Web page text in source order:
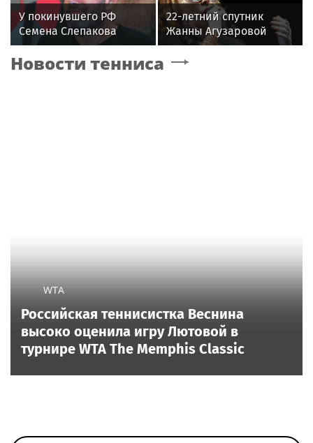
У покинувшего РФ
Семена Слепакова
нашли еще две
квартиры в Москве
22-летний спутник
Жанны Агузаровой
опроверг роман с
певицей
Новости тенниса
WTA
Российская теннисистка Веснина
высоко оценила игру Лютовой в
турнире WTA The Memphis Classic